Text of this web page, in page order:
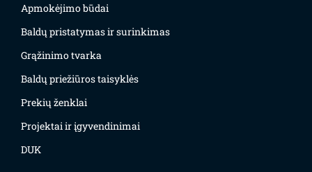
Apmokėjimo būdai
Baldų pristatymas ir surinkimas
Grąžinimo tvarka
Baldų priežiūros taisyklės
Prekių ženklai
Projektai ir įgyvendinimai
DUK